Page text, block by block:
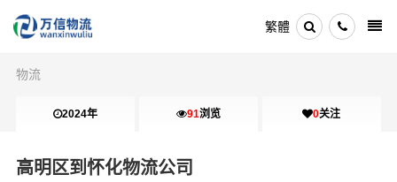
繁體
物流
2024年 91浏览 0关注
高明区到怀化物流公司